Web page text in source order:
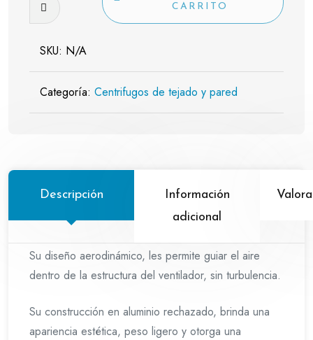
cantidad
CARRITO
SKU: N/A
Categoría: Centrifugos de tejado y pared
Descripción
Información
adicional
Su diseño aerodinámico, les permite guiar el aire
dentro de la estructura del ventilador, sin turbulencia.
Su construcción en aluminio rechazado, brinda una
apariencia estética, peso ligero y otorga una